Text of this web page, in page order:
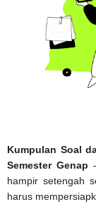
Kumpulan Soal
Semester Genap
hampir setengah
harus